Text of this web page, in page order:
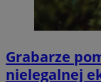
Grabarze
nielegalnej